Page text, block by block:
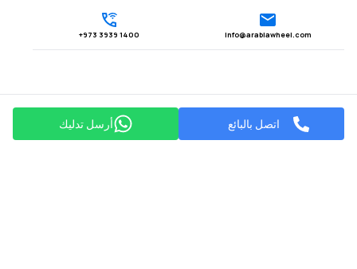
اتصل بالبائع أرسل تدليك
Info@arabiawheel.com
1400 3939 973+